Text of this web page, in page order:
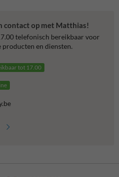
contact op met Matthias!
telefonisch bereikbaar voor
producten en diensten.
tot 17.00